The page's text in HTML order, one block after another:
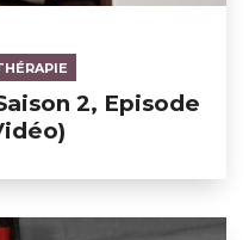
2, Episode